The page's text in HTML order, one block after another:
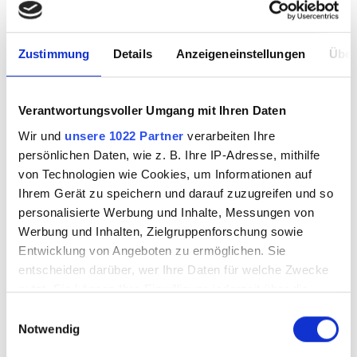
Zustimmung Details Anzeigeneinstellungen
Verantwortungsvoller Umgang mit Ihren Daten
Wir und unsere 1022 Partner verarbeiten Ihre
persönlichen Daten, wie z. B. Ihre IP-Adresse, mithilfe
von Technologien wie Cookies, um Informationen auf
Ihrem Gerät zu speichern und darauf zuzugreifen und so
personalisierte Werbung und Inhalte, Messungen von
Werbung und Inhalten, Zielgruppenforschung sowie
Entwicklung von Angeboten zu ermöglichen. Sie
entscheiden darüber, wer Ihre Daten für welche Zwecke
nutzt. Sie können Ihre Einwilligung jederzeit über die
Trigger Symbol ändern oder widerrufen
Notwendig
PRODUKTE FILTERN